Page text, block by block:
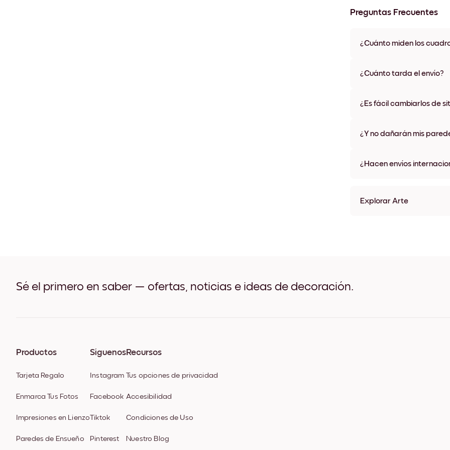
Preguntas Frecuentes
¿Cuánto miden los
materiales y colores de
¿Cuánto tarda el envío?
algunos países. Te
¿Es fácil cambiarlos de
¿Y no dañarán mis
¿Hacen envíos
Explorar Arte
Sé el primero en saber — ofertas, noticias e ideas de decoración.
Productos
Tarjeta Regalo
Enmarca Tus Fotos
Impresiones en Lienzo
Paredes de Ensueño
Síguenos
Instagram
Facebook
Tiktok
Pinterest
Recursos
Tus opciones de privacidad
Accesibilidad
Condiciones de Uso
Nuestro Blog